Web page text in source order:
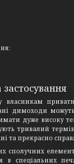
власникам
димоходи
дуже високу
тривалий термін
та прекрасно
сполучних
в спеціальних